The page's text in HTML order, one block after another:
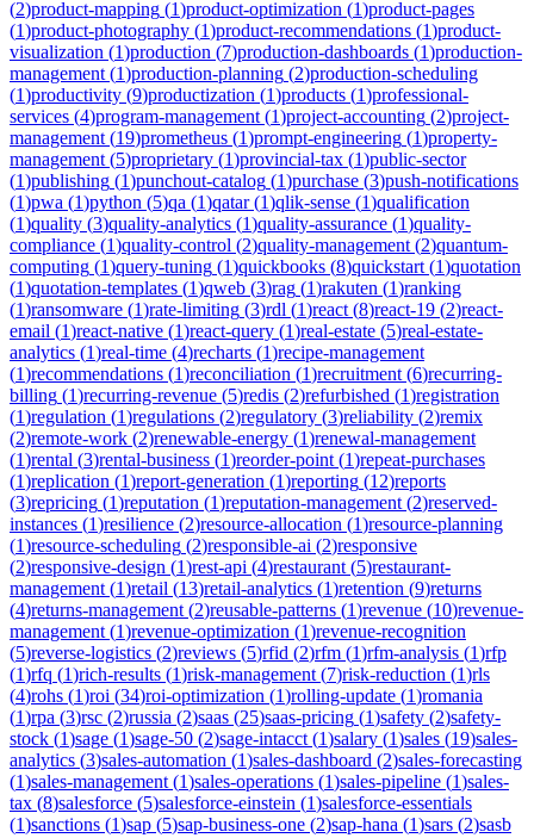
(2)product-mapping (1)product-optimization (1)product-pages
(1)product-photography (1)product-recommendations (1)product-
visualization (1)production (7)production-dashboards (1)production-
management (1)production-planning (2)production-scheduling
(1)productivity (9)productization (1)products (1)professional-
services (4)program-management (1)project-accounting (2)project-
management (19)prometheus (1)prompt-engineering (1)property-
management (5)proprietary (1)provincial-tax (1)public-sector
(1)publishing (1)punchout-catalog (1)purchase (3)push-notifications
(1)pwa (1)python (5)qa (1)qatar(1)qlik-sense (1)qualification
(1)quality (3)quality-analytics (1)quality-assurance (1)quality-
compliance (1)quality-control (2)quality-management (2)quantum-
computing (1)query-tuning (1)quickbooks (8)quickstart (1)quotation
(1)quotation-templates (1)qweb (3)rag (1)rakuten (1)ranking
(1)ransomware (1)rate-limiting (3)rdl (1)react (8)react-19 (2)react-
email (1)react-native (1)react-query (1)real-estate (5)real-estate-
analytics (1)real-time (4)recharts (1)recipe-management
(1)recommendations (1)reconciliation (1)recruitment (6)recurring-
billing (1)recurring-revenue (5)redis (2)refurbished (1)registration
(1)regulation (1)regulations (2)regulatory (3)reliability (2)remix
(2)remote-work (2)renewable-energy (1)renewal-management
(1)rental (3)rental-business (1)reorder-point (1)repeat-purchases
(1)replication (1)report-generation (1)reporting (12)reports
(3)repricing (1)reputation (1)reputation-management (2)reserved-
instances (1)resilience (2)resource-allocation (1)resource-planning
(1)resource-scheduling (2)responsible-ai (2)responsive
(2)responsive-design (1)rest-api (4)restaurant (5)restaurant-
management (1)retail (13)retail-analytics (1)retention (9)returns
(4)returns-management (2)reusable-patterns (1)revenue (10)revenue-
management (1)revenue-optimization (1)revenue-recognition
(5)reverse-logistics (2)reviews (5)rfid (2)rfm (1)rfm-analysis (1)rfp
(1)rfq (1)rich-results (1)risk-management (7)risk-reduction (1)rls
(4)rohs (1)roi (34)roi-optimization (1)rolling-update (1)romania
(1)rpa (3)rsc (2)russia (2)saas (25)saas-pricing (1)safety (2)safety-
stock (1)sage (1)sage-50 (2)sage-intacct (1)salary (1)sales (19)sales-
analytics (3)sales-automation (1)sales-dashboard (2)sales-forecasting
(1)sales-management (1)sales-operations (1)sales-pipeline (1)sales-
tax (8)salesforce (5)salesforce-einstein (1)salesforce-essentials
(1)sanctions (1)sap (5)sap-business-one (2)sap-hana (1)sars (2)sasb